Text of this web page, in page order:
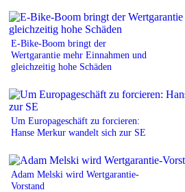
E-Bike-Boom bringt der
Wertgarantie mehr Einnahmen und
gleichzeitig hohe Schäden
Um Europageschäft zu forcieren:
Hanse Merkur wandelt sich zur SE
Adam Melski wird Wertgarantie-
Vorstand